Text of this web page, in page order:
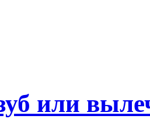
или